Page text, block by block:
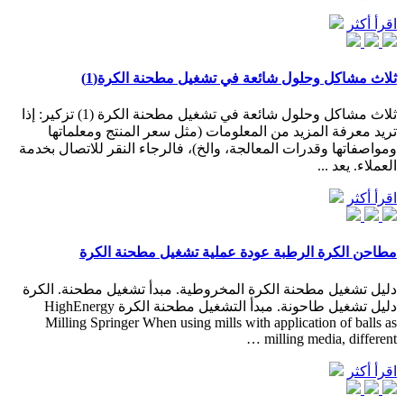
اقرأ أكثر
ثلاث مشاكل وحلول شائعة في تشغيل مطحنة الكرة(1)
ثلاث مشاكل وحلول شائعة في تشغيل مطحنة الكرة (1) تزكير: إذا
تريد معرفة المزيد من المعلومات (مثل سعر المنتج ومعلماتها
ومواصفاتها وقدرات المعالجة، والخ)، فالرجاء النقر للاتصال بخدمة
العملاء. يعد ...
اقرأ أكثر
مطاحن الكرة الرطبة عودة عملية تشغيل مطحنة الكرة
دليل تشغيل مطحنة الكرة المخروطية. مبدأ تشغيل مطحنة. الكرة
دليل تشغيل طاحونة. مبدأ التشغيل مطحنة الكرة HighEnergy
Milling Springer When using mills with application of balls as
milling media, different …
اقرأ أكثر